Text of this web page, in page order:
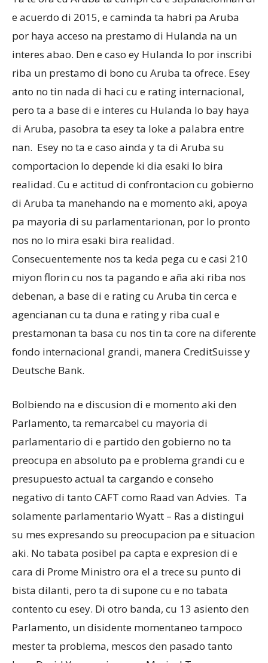
e acuerdo di 2015, e caminda ta habri pa Aruba
por haya acceso na prestamo di Hulanda na un
interes abao. Den e caso ey Hulanda lo por inscribi
riba un prestamo di bono cu Aruba ta ofrece. Esey
anto no tin nada di haci cu e rating internacional,
pero ta a base di e interes cu Hulanda lo bay haya
di Aruba, pasobra ta esey ta loke a palabra entre
nan. Esey no ta e caso ainda y ta di Aruba su
comportacion lo depende ki dia esaki lo bira
realidad. Cu e actitud di confrontacion cu gobierno
di Aruba ta manehando na e momento aki, apoya
pa mayoria di su parlamentarionan, por lo pronto
nos no lo mira esaki bira realidad.
Consecuentemente nos ta keda pega cu e casi 210
miyon florin cu nos ta pagando e aña aki riba nos
debenan, a base di e rating cu Aruba tin cerca e
agencianan cu ta duna e rating y riba cual e
prestamonan ta basa cu nos tin ta core na diferente
fondo internacional grandi, manera CreditSuisse y
Deutsche Bank.
Bolbiendo na e discusion di e momento aki den
Parlamento, ta remarcabel cu mayoria di
parlamentario di e partido den gobierno no ta
preocupa en absoluto pa e problema grandi cu e
presupuesto actual ta cargando e conseho
negativo di tanto CAFT como Raad van Advies. Ta
solamente parlamentario Wyatt – Ras a distingui
su mes expresando su preocupacion pa e situacion
aki. No tabata posibel pa capta e expresion di e
cara di Prome Ministro ora el a trece su punto di
bista dilanti, pero ta di supone cu e no tabata
contento cu esey. Di otro banda, cu 13 asiento den
Parlamento, un disidente momentaneo tampoco
mester ta problema, mescos den pasado tanto